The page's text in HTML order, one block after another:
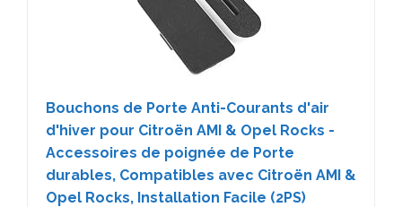
Bouchons de Porte Anti-Courants d'air
d'hiver pour Citroën AMI & Opel Rocks -
Accessoires de poignée de Porte
durables, Compatibles avec Citroën AMI &
Opel Rocks, Installation Facile (2PS)